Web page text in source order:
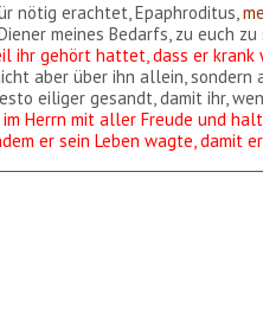
nötig erachtet, Epaphroditus,
meines Bedarfs, zu euch
ihr gehört hattet, dass er krank
aber über ihn allein, sondern
eiliger gesandt, damit ihr,
Herrn mit aller Freude und
er sein Leben wagte,